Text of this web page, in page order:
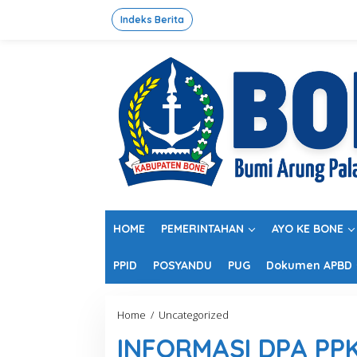
Indeks Berita
HOME PEMERINTAHAN AYO KE BONE
PPID POSYANDU PUG Dokumen APBD
Home / Uncategorized
F
INFORMASI DPA